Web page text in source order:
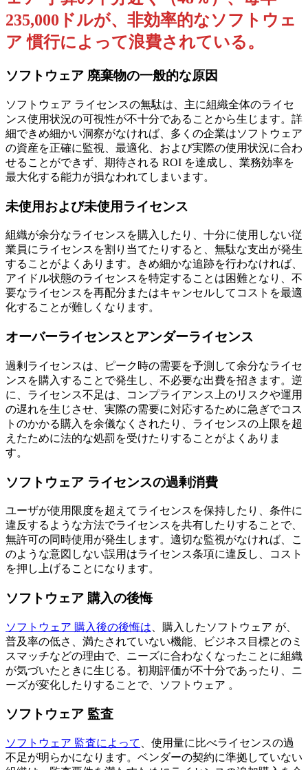
235,000ドルが、非効率的なソフトウェ
ア 慣行によって浪費されている。
ソフトウェア 廃棄物の一般的な原因
ソフトウェア ライセンスの無駄は、主に組織全体のライセ
ンス使用状況の可視性が不十分であることから生じます。詳
細できめ細かい洞察がなければ、多くの企業はソフトウェア
の資産を正確に監視、最適化、および実際の使用状況に合わ
せることができず、期待される ROI を達成し、業務効率を
最大化する能力が損なわれてしまいます。
未使用および未使用ライセンス
組織が余分なライセンスを購入したり、十分に使用しない従
業員にライセンスを割り当てたりすると、無駄な支出が発生
することがよくあります。きめ細かな追跡を行わなければ、
アイドル状態のライセンスを特定することは困難となり、不
要なライセンスを再配分またはキャンセルしてコストを最適
化することが難しくなります。
オーバーライセンスとアンダーライセンス
過剰ライセンスは、ピーク時の需要を予測して余分なライセ
ンスを購入することで発生し、不必要な出費を招きます。逆
に、ライセンス不足は、コンプライアンス上のリスクや運用
の遅れを生じさせ、実際の需要に対応するために急ぎでコス
トのかかる購入を余儀なくされたり、ライセンスの上限を超
えたために法的な処罰を受けたりすることがよくありま
す。
ソフトウェア ライセンスの過剰消費
ユーザが使用限度を超えてライセンスを保持したり、条件に
違反するような方法でライセンスを共有したりすることで、
無許可の同時使用が発生します。適切な監視がなければ、こ
のような意図しない誤用はライセンス条項に違反し、コスト
を押し上げることになります。
ソフトウェア 購入の後悔
ソフトウェア 購入後の後悔は 、購入したソフトウェア が、
普及率の低さ、満たされていない機能、ビジネス目標とのミ
スマッチなどの理由で、ニーズに合わなくなったことに組織
が気づいたときに生じる。初期評価が不十分であったり、ニ
ーズが変化したりすることで、ソフトウェア 。
ソフトウェア 監査
ソフトウェア 監査によって
、使用量に比べライセンスの過
不足が明らかになります。ベンダーの契約に準拠していない